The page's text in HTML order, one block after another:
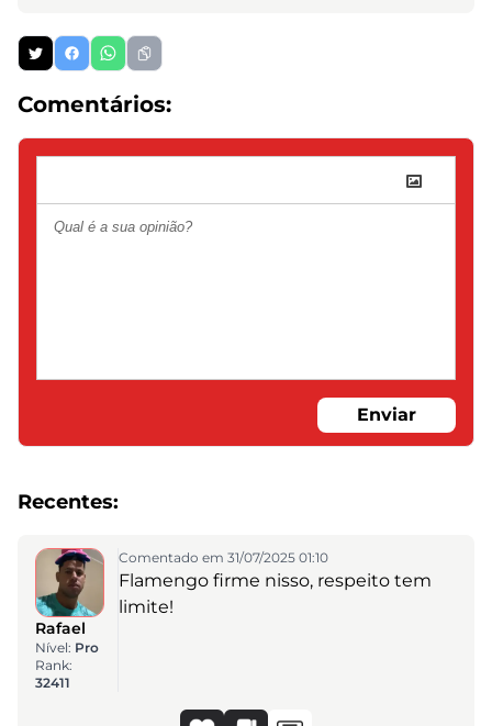
Comentários:
Enviar
Recentes:
Rafael
Nível: Pro
Rank:
32411
Comentado em 31/07/2025 01:10
Flamengo firme nisso, respeito tem
limite!